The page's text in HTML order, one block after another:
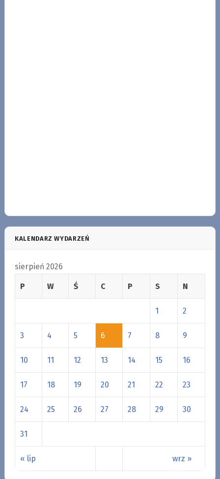
KALENDARZ WYDARZEŃ
sierpień 2026
P W Ś C P S N
« lip wrz »
1 2
3 4 5 6 7 8 9
10 11 12 13 14 15 16
17 18 19 20 21 22 23
24 25 26 27 28 29 30
31